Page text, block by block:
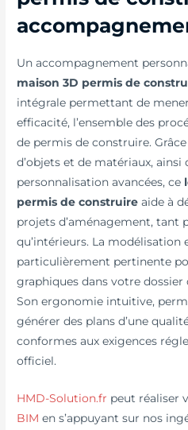
Un accompagnement
maison 3D permis de
intégrale permettant de
efficacité, l’ensemble des
de permis de construire.
d’objets et de matériaux, ainsi
personnalisation avancées, ce
permis de construire aide à
projets d’aménagement, tant
qu’intérieurs. La modélisation
particulièrement pertinente
graphiques dans votre dossier
Son ergonomie intuitive,
générer des plans d’une
conformes aux exigences
officiel.
HMD-Solution.fr peut réaliser
BIM en s’appuyant sur nos